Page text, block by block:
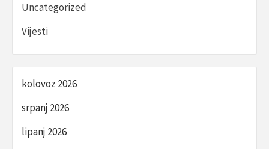
Uncategorized
Vijesti
kolovoz 2026
srpanj 2026
lipanj 2026